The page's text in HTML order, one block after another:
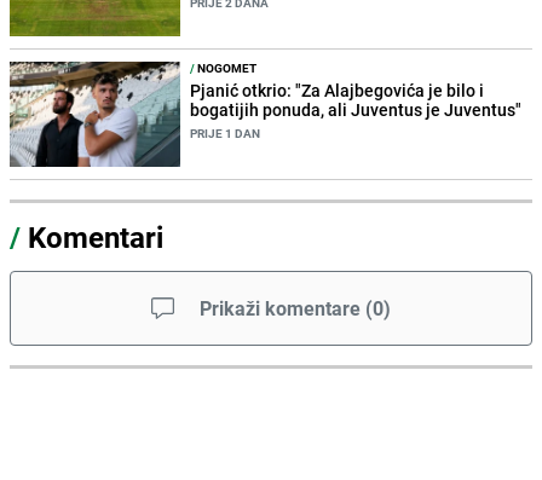
/NOGOMET
Pjanić otkrio: "Za Alajbegovića je bilo i
bogatijih ponuda, ali Juventus je Juventus"
PRIJE 1 DAN
/ Komentari
Prikaži komentare (0)